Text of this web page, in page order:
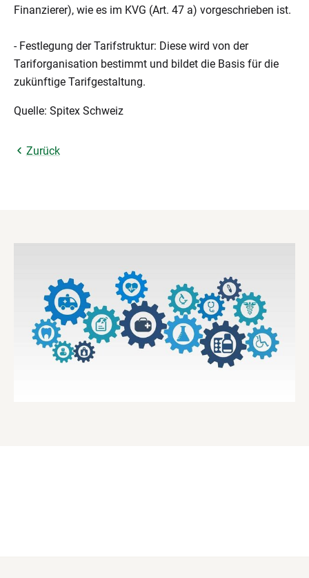
Finanzierer), wie es im KVG (Art. 47 a) vorgeschrieben ist.
- Festlegung der Tarifstruktur: Diese wird von der
Tariforganisation bestimmt und bildet die Basis für die
zukünftige Tarifgestaltung.
Quelle: Spitex Schweiz
Zurück